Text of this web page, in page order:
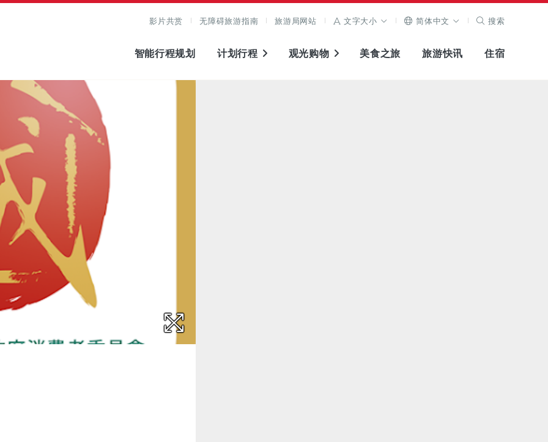
影片共赏 无障碍旅游指南 旅游局网站 文字大小 简体中文 搜索
智能行程规划 计划行程 观光购物 美食之旅 旅游快讯 住宿